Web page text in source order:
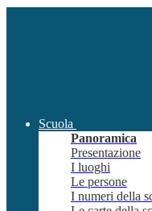
Scuola
Panoramica
Presentazione
I luoghi
Le persone
I numeri della